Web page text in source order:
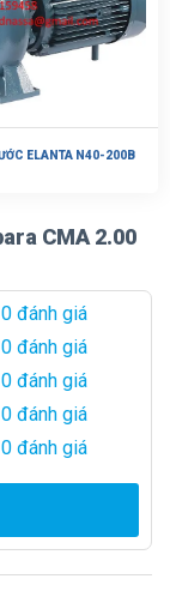
ELANTA N40-200B
CMA 2.00
đánh giá
đánh giá
đánh giá
đánh giá
đánh giá